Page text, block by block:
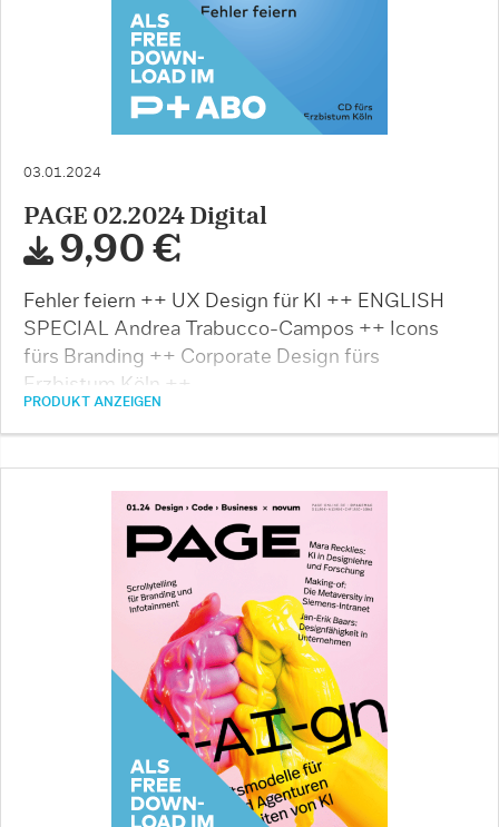
03.01.2024
PAGE 02.2024 Digital
9,90 €
Fehler feiern ++ UX Design für KI ++ ENGLISH
SPECIAL Andrea Trabucco-Campos ++ Icons
fürs Branding ++ Corporate Design fürs
Erzbistum Köln ++ …
PRODUKT ANZEIGEN